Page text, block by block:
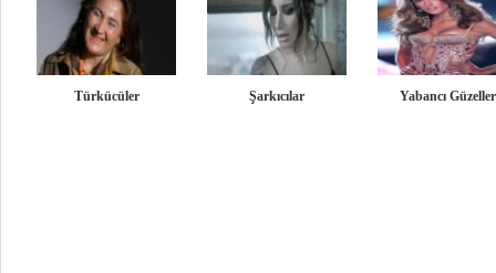
Türkücüler Şarkıcılar Yabancı Güzeller